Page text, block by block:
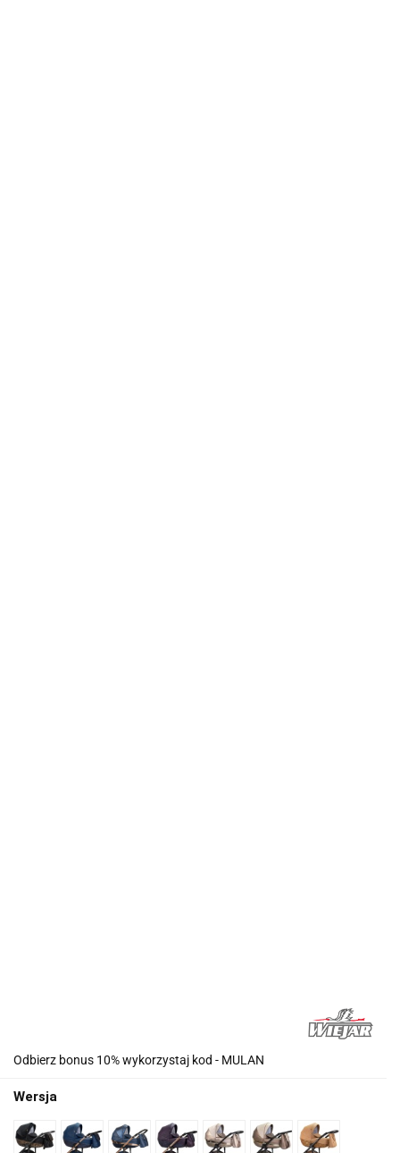
Odbierz bonus 10% wykorzystaj kod - MULAN
Wersja